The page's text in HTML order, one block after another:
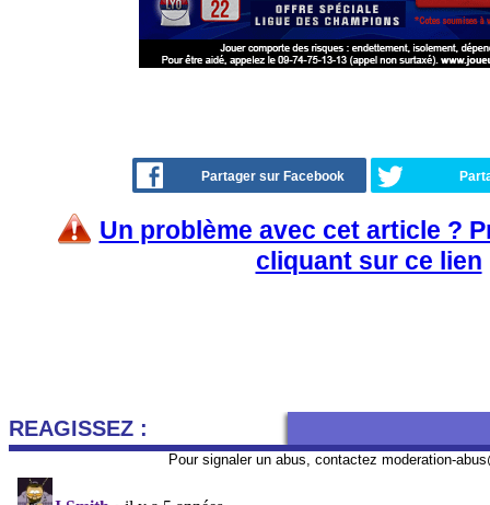
Partager sur Facebook
Un problème avec cet article ?
cliquant sur ce lien
REAGISSEZ :
Pour signaler un abus, contactez moderation-